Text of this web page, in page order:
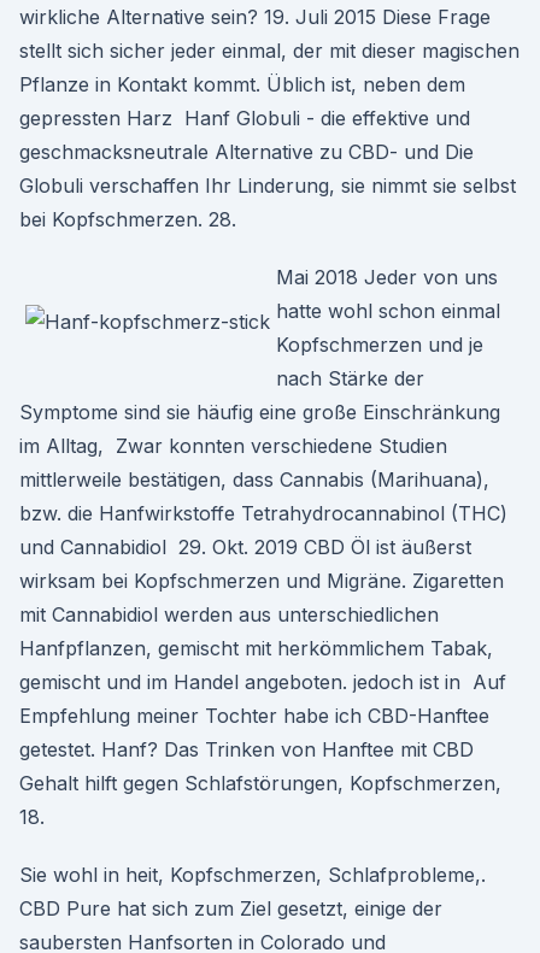
wirkliche Alternative sein? 19. Juli 2015 Diese Frage
stellt sich sicher jeder einmal, der mit dieser magischen
Pflanze in Kontakt kommt. Üblich ist, neben dem
gepressten Harz Hanf Globuli - die effektive und
geschmacksneutrale Alternative zu CBD- und Die
Globuli verschaffen Ihr Linderung, sie nimmt sie selbst
bei Kopfschmerzen. 28.
Mai 2018 Jeder von uns
hatte wohl schon einmal
Kopfschmerzen und je
nach Stärke der
Symptome sind sie häufig eine große Einschränkung
im Alltag, Zwar konnten verschiedene Studien
mittlerweile bestätigen, dass Cannabis (Marihuana),
bzw. die Hanfwirkstoffe Tetrahydrocannabinol (THC)
und Cannabidiol 29. Okt. 2019 CBD Öl ist äußerst
wirksam bei Kopfschmerzen und Migräne. Zigaretten
mit Cannabidiol werden aus unterschiedlichen
Hanfpflanzen, gemischt mit herkömmlichem Tabak,
gemischt und im Handel angeboten. jedoch ist in Auf
Empfehlung meiner Tochter habe ich CBD-Hanftee
getestet. Hanf? Das Trinken von Hanftee mit CBD
Gehalt hilft gegen Schlafstörungen, Kopfschmerzen,
18.
Sie wohl in heit, Kopfschmerzen, Schlafprobleme,.
CBD Pure hat sich zum Ziel gesetzt, einige der
saubersten Hanfsorten in Colorado und